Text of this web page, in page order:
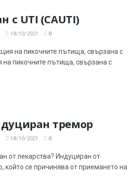
с UTI (CAUTI)
18/10/2021 0
на пикочните пътища, свързана с
на пикочните пътища, свързана с
тремор
18/10/2021 0
от лекарства? Индуциран от
който се причинява от приемането на